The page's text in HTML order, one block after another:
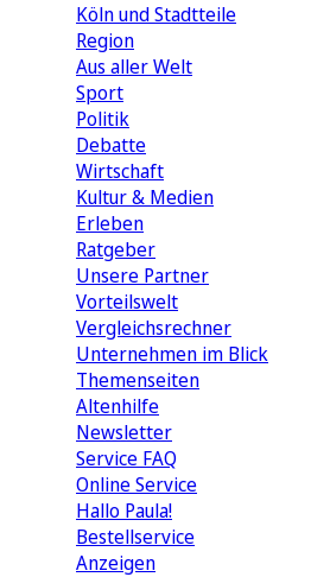
Köln und Stadtteile
Region
Aus aller Welt
Sport
Politik
Debatte
Wirtschaft
Kultur & Medien
Erleben
Ratgeber
Unsere Partner
Vorteilswelt
Vergleichsrechner
Unternehmen im Blick
Themenseiten
Altenhilfe
Newsletter
Service FAQ
Online Service
Hallo Paula!
Bestellservice
Anzeigen